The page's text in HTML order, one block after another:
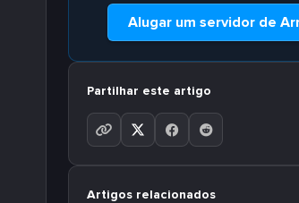
Alugar um servidor de
Partilhar este artigo
Artigos relacionados